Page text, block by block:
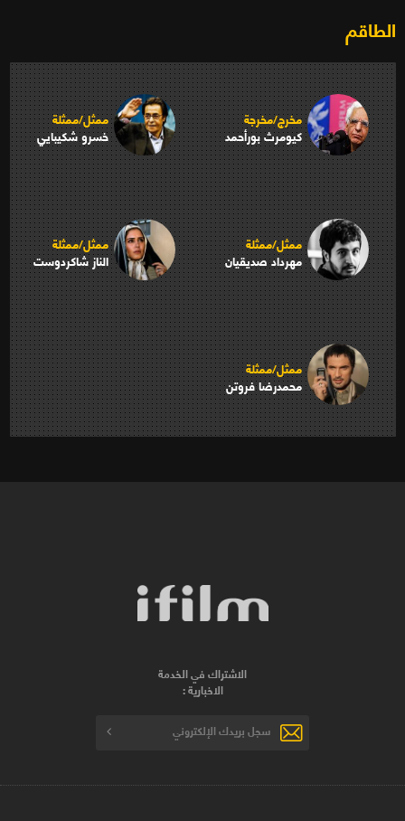
الطاقم
مخرج/مخرجة
کیومرث بورأحمد
ممثل/ممثلة
خسرو شكيبايي
ممثل/ممثلة
مهرداد صديقيان
ممثل/ممثلة
الناز شاكردوست
ممثل/ممثلة
محمدرضا فروتن
الاشتراك في الخدمة
الاخبارية :